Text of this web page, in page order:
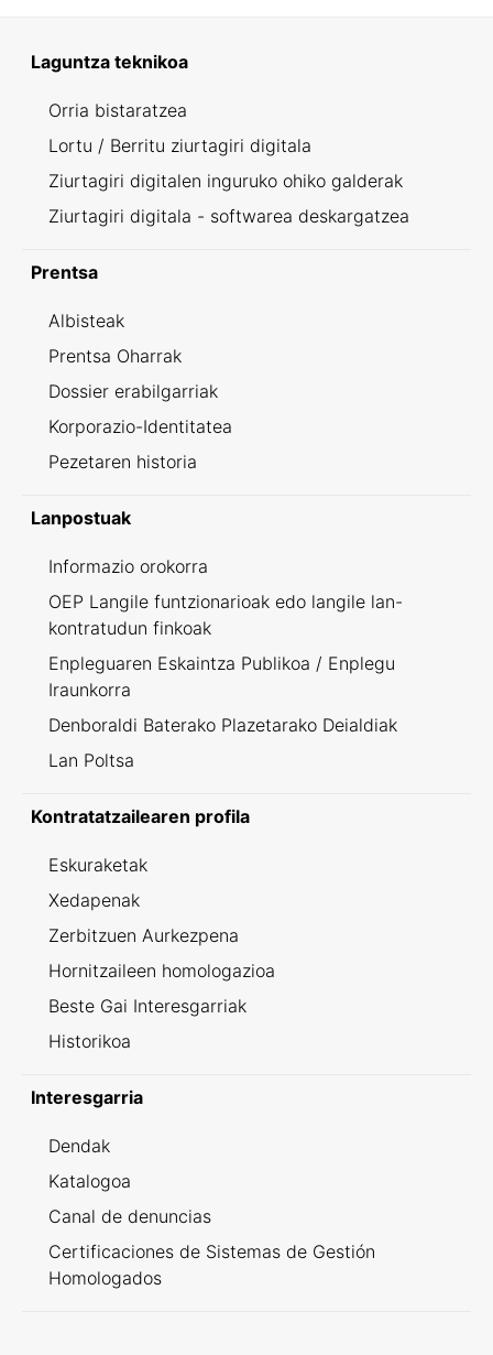
Laguntza teknikoa
Orria bistaratzea
Lortu / Berritu ziurtagiri digitala
Ziurtagiri digitalen inguruko ohiko galderak
Ziurtagiri digitala - softwarea deskargatzea
Prentsa
Albisteak
Prentsa Oharrak
Dossier erabilgarriak
Korporazio-Identitatea
Pezetaren historia
Lanpostuak
Informazio orokorra
OEP Langile funtzionarioak edo langile lan-
kontratudun finkoak
Enpleguaren Eskaintza Publikoa / Enplegu
Iraunkorra
Denboraldi Baterako Plazetarako Deialdiak
Lan Poltsa
Kontratatzailearen profila
Eskuraketak
Xedapenak
Zerbitzuen Aurkezpena
Hornitzaileen homologazioa
Beste Gai Interesgarriak
Historikoa
Interesgarria
Dendak
Katalogoa
Canal de denuncias
Certificaciones de Sistemas de Gestión
Homologados